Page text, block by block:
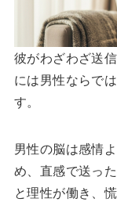
彼がわざわざ送
には男性ならで
す。
男性の脳は感情
め、直感で送っ
と理性が働き、